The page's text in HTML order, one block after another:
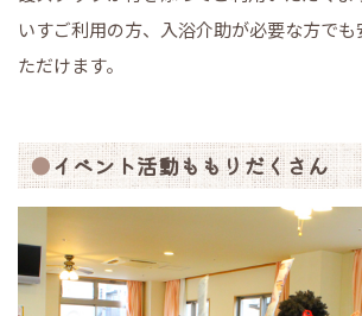
いすご利用の方、入浴介助が必要な方で
ただけます。
イベント活動ももりだくさん